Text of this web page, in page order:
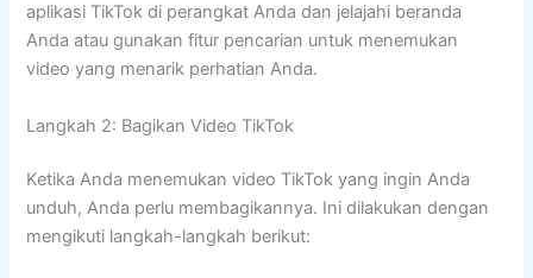
aplikasi TikTok di perangkat Anda dan jelajahi beranda
Anda atau gunakan fitur pencarian untuk menemukan
video yang menarik perhatian Anda.
Langkah 2: Bagikan Video TikTok
Ketika Anda menemukan video TikTok yang ingin Anda
unduh, Anda perlu membagikannya. Ini dilakukan dengan
mengikuti langkah-langkah berikut: